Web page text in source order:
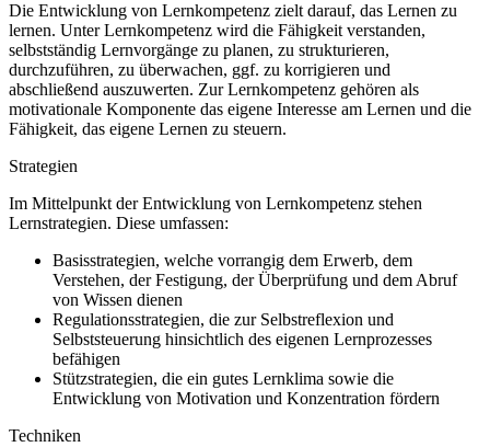
Die Entwicklung von Lernkompetenz zielt darauf, das Lernen zu
lernen. Unter Lernkompetenz wird die Fähigkeit verstanden,
selbstständig Lernvorgänge zu planen, zu strukturieren,
durchzuführen, zu überwachen, ggf. zu korrigieren und
abschließend auszuwerten. Zur Lernkompetenz gehören als
motivationale Komponente das eigene Interesse am Lernen und die
Fähigkeit, das eigene Lernen zu steuern.
Strategien
Im Mittelpunkt der Entwicklung von Lernkompetenz stehen
Lernstrategien. Diese umfassen:
Basisstrategien, welche vorrangig dem Erwerb, dem
Verstehen, der Festigung, der Überprüfung und dem Abruf
von Wissen dienen
Regulationsstrategien, die zur Selbstreflexion und
Selbststeuerung hinsichtlich des eigenen Lernprozesses
befähigen
Stützstrategien, die ein gutes Lernklima sowie die
Entwicklung von Motivation und Konzentration fördern
Techniken